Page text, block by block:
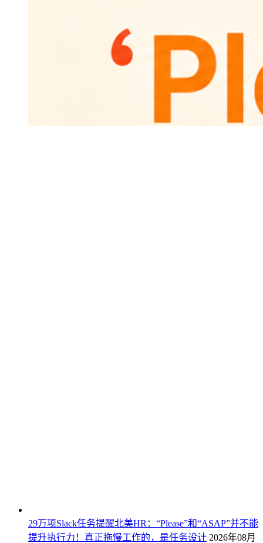
29万项Slack任务提醒北美HR：“Please”和“ASAP”并不能
提升执行力！真正拖慢工作的，是任务设计 2026年08月